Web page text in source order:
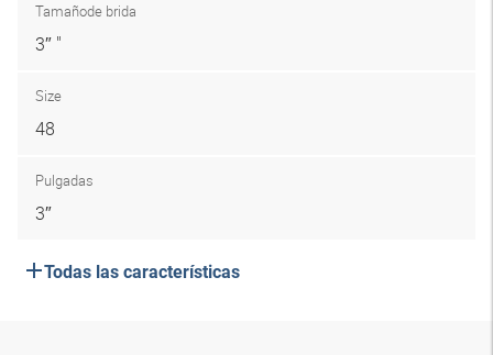
Tamañode brida
3″ "
Size
48
Pulgadas
3″
Todas las características